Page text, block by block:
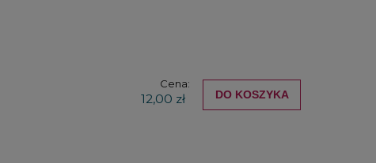
Cena:
12,00 zł DO KOSZYKA